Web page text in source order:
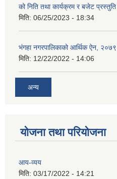
को निति तथा कार्यक्रम र बजेट प्रस्तुति
मिति: 06/25/2023 - 18:34
भंगहा नगरपालिकाको आर्थिक ऐन,
मिति: 12/22/2022 - 14:06
अन्य
योजना तथा परियोजना
आय-व्यय
मिति: 03/17/2022 - 14:21